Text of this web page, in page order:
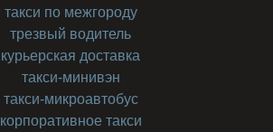
такси по межгороду
трезвый водитель
курьерская доставка
такси-минивэн
такси-микроавтобус
корпоративное такси